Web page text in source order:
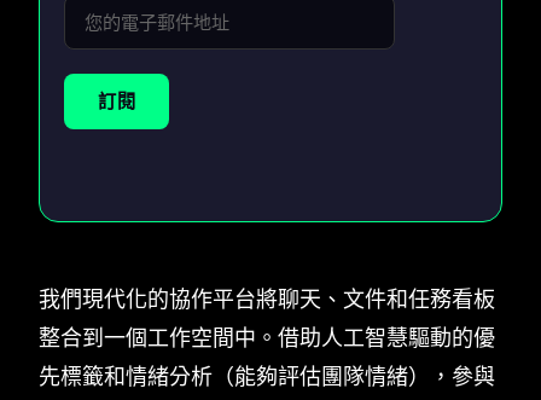
訂閱
我們現代化的協作平台將聊天、文件和任務看板
整合到一個工作空間中。借助人工智慧驅動的優
先標籤和情緒分析（能夠評估團隊情緒），參與